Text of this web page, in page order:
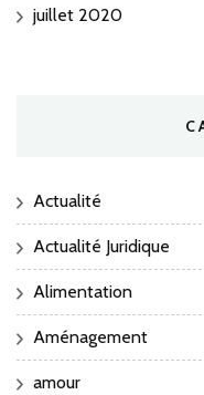
juillet 2020
Actualité
Actualité Juridique
Alimentation
Aménagement
amour